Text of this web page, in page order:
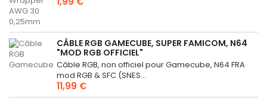
CÂBLE RGB GAMECUBE, SUPER FAMICOM, N64
"MOD RGB OFFICIEL"
Câble RGB, non officiel pour Gamecube, N64 FRA
mod RGB & SFC (SNES...
11,99 €